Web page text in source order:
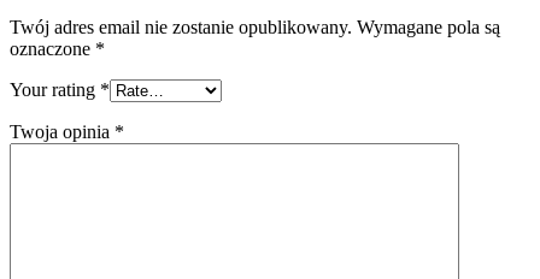
Twój adres email nie zostanie opublikowany. Wymagane pola są
oznaczone *
Your rating *
Twoja opinia *